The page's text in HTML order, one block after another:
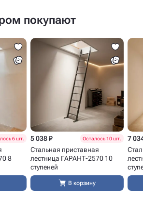
покупают
6 шт.
8
5 038 ₽ Осталось 10 шт.
Стальная приставная
лестница ГАРАНТ-2570 10
ступеней
В корзину
7